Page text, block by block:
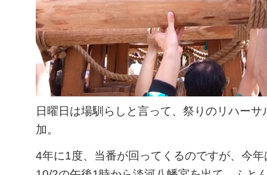
日曜日は場馴らしと言って、祭りのリハー
加。
4年に1度、当番が回ってくるのですが、今